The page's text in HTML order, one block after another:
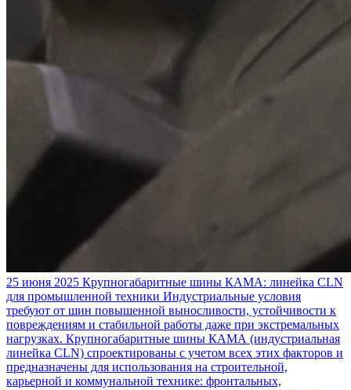
25 июня 2025 Крупногабаритные шины КАМА: линейка CLN
для промышленной техники Индустриальные условия
требуют от шин повышенной выносливости, устойчивости к
повреждениям и стабильной работы даже при экстремальных
нагрузках. Крупногабаритные шины КАМА (индустриальная
линейка CLN) спроектированы с учетом всех этих факторов и
предназначены для использования на строительной,
карьерной и коммунальной технике: фронтальных,